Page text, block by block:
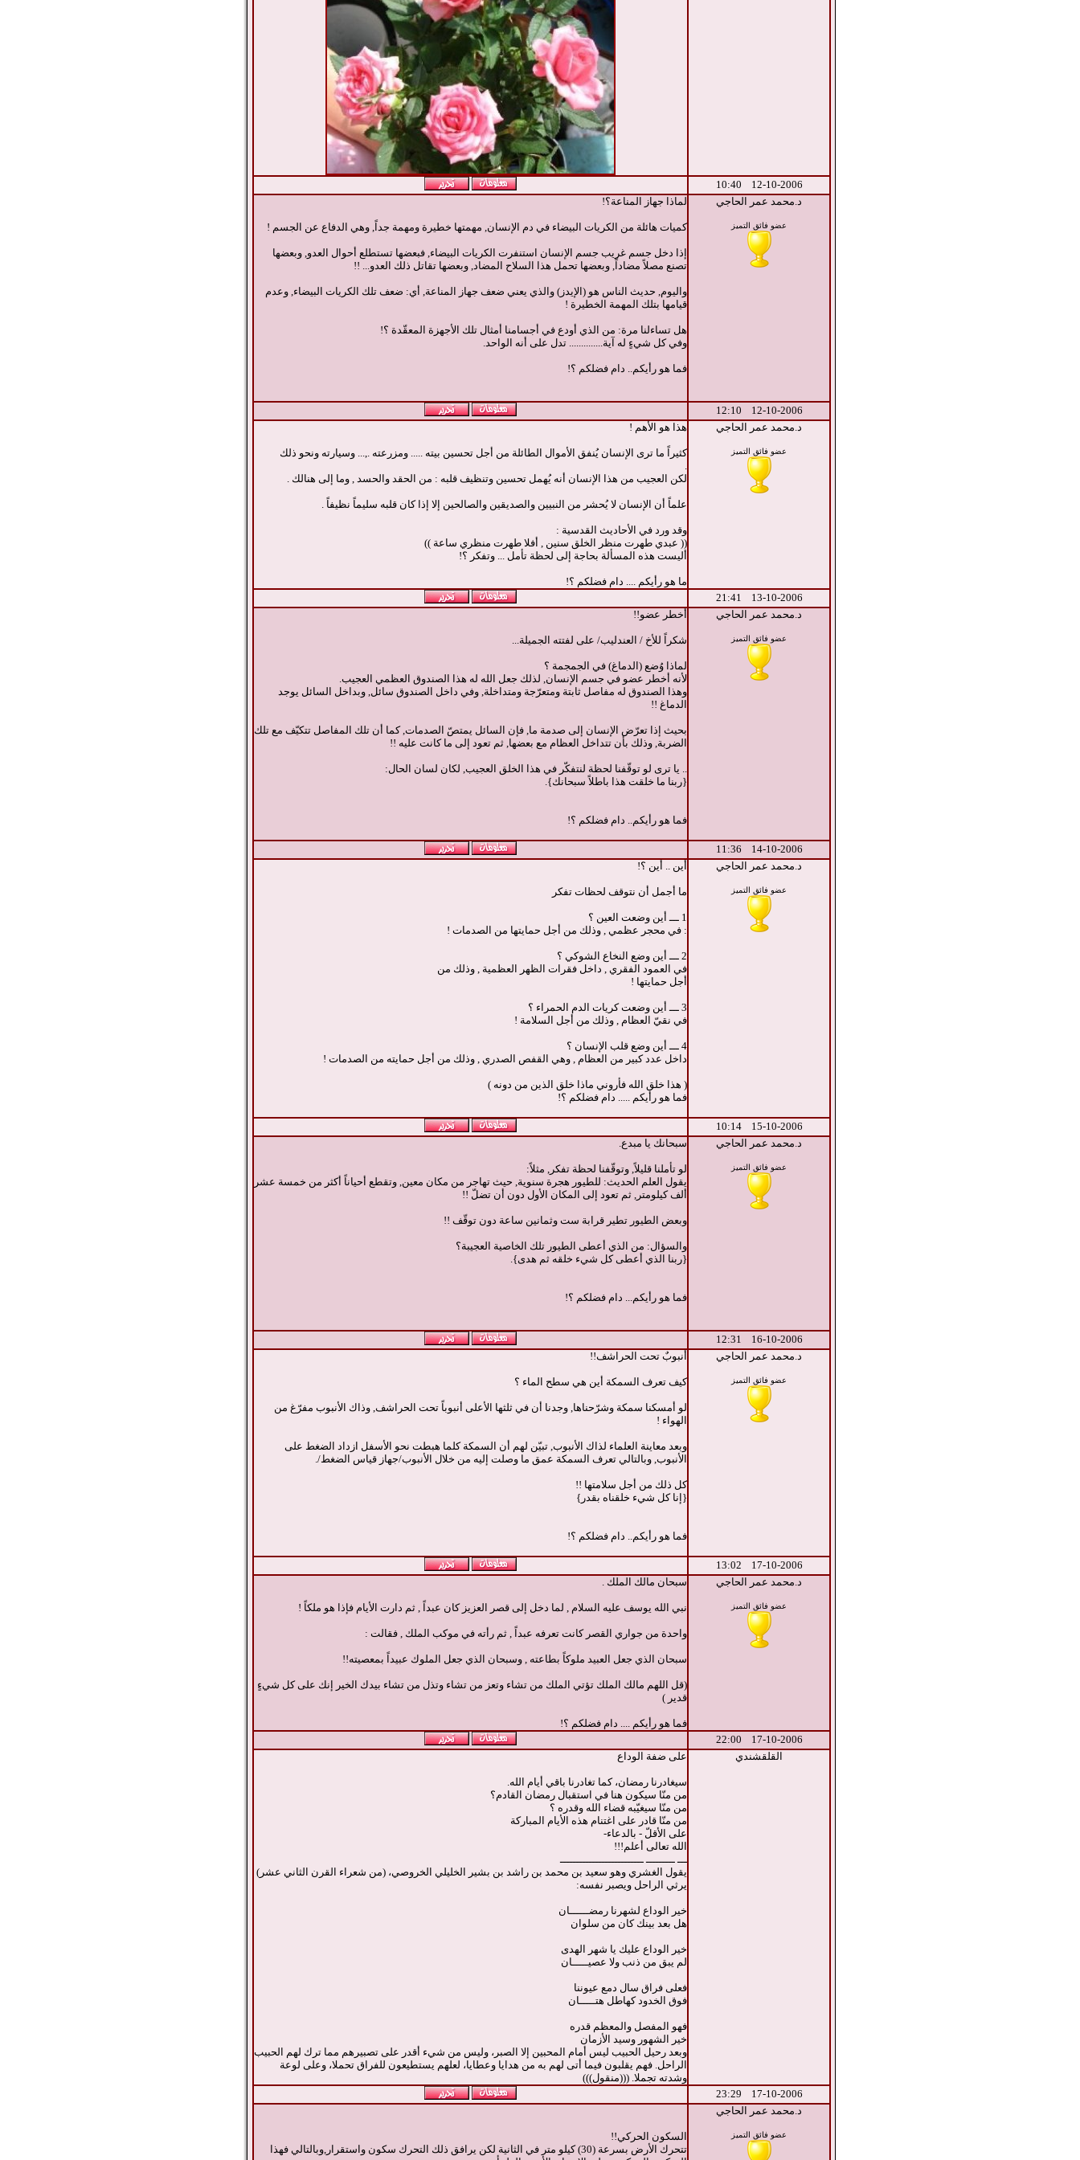
12-10-2006 10:40
د.محمد عمر الحاجي
عضو فائق التميز
لماذا جهاز المناعة؟!
كميات هائلة من الكريات البيضاء في دم الإنسان, مهمتها خطيرة ومهمة جداً, وهي الدفاع عن الجسم !
إذا دخل جسم غريب جسم الإنسان استنفرت الكريات البيضاء, فبعضها تستطلع أحوال العدو, وبعضها
تصنع مصلاً مضاداً, وبعضها تحمل هذا السلاح المضاد, وبعضها تقاتل ذلك العدو... !!
واليوم, حديث الناس هو (الإيدز) والذي يعني ضعف جهاز المناعة, أي: ضعف تلك الكريات البيضاء, وعدم
قيامها بتلك المهمة الخطيرة !
هل تساءلنا مرة: من الذي أودع في أجسامنا أمثال تلك الأجهزة المعقّدة ؟!
وفي كل شيءٍ له آية.............. تدل على أنه الواحد.
فما هو رأيكم.. دام فضلكم ؟!
12-10-2006 12:10
د.محمد عمر الحاجي
عضو فائق التميز
هذا هو الأهم !
كثيراً ما ترى الإنسان يُنفق الأموال الطائلة من أجل تحسين بيته ..... ومزرعته .,... وسيارته ونحو ذلك
.
لكن العجيب من هذا الإنسان أنه يُهمل تحسين وتنظيف قلبه : من الحقد والحسد , وما إلى هنالك .
علماً أن الإنسان لا يُحشر من النبيين والصديقين والصالحين إلا إذا كان قلبه سليماً نظيفاً .
وقد ورد في الأحاديث القدسية :
(( عبدي طهرت منظر الخلق سنين , أفلا طهرت منظري ساعة ))
أليست هذه المسألة بحاجة إلى لحظة تأمل ... وتفكر ؟!
ما هو رأيكم .... دام فضلكم ؟!
13-10-2006 21:41
د.محمد عمر الحاجي
عضو فائق التميز
أخطر عضو!!
شكراً للأخ / العندليب/ على لفتته الجميلة...
لماذا وُضع (الدماغ) في الجمجمة ؟
لأنه أخطر عضو في جسم الإنسان, لذلك جعل الله له هذا الصندوق العظمي العجيب.
وهذا الصندوق له مفاصل ثابتة ومتعرّجة ومتداخلة, وفي داخل الصندوق سائل, وبداخل السائل يوجد
الدماغ !!
بحيث إذا تعرّض الإنسان إلى صدمة ما, فإن السائل يمتصّ الصدمات, كما أن تلك المفاصل تتكيّف مع تلك
الضربة, وذلك بأن تتداخل العظام مع بعضها, ثم تعود إلى ما كانت عليه !!
.. يا ترى لو توقّفنا لحظة لنتفكّر في هذا الخلق العجيب, لكان لسان الحال:
{ربنا ما خلقت هذا باطلاً سبحانك}.
فما هو رأيكم.. دام فضلكم ؟!
14-10-2006 11:36
د.محمد عمر الحاجي
عضو فائق التميز
أين .. أين ؟!
ما أجمل أن نتوقف لحظات تفكر
1 ـــ أين وضعت العين ؟
: في محجر عظمي , وذلك من أجل حمايتها من الصدمات !
2 ـــ أين وضع النخاع الشوكي ؟
في العمود الفقري , داخل فقرات الظهر العظمية , وذلك من
أجل حمايتها !
3 ـــ أين وضعت كريات الدم الحمراء ؟
في نقيّ العظام , وذلك من أجل السلامة !
4 ـــ أين وضع قلب الإنسان ؟
داخل عدد كبير من العظام , وهي القفص الصدري , وذلك من أجل حمايته من الصدمات !
( هذا خلق الله فأروني ماذا خلق الذين من دونه )
فما هو رأيكم ..... دام فضلكم ؟!
15-10-2006 10:14
د.محمد عمر الحاجي
عضو فائق التميز
سبحانك يا مبدع.
لو تأملنا قليلاً, وتوقّفنا لحظة تفكر, مثلاً:
يقول العلم الحديث: للطيور هجرة سنوية, حيث تهاجر من مكان معين, وتقطع أحياناً أكثر من خمسة عشر
ألف كيلومتر, ثم تعود إلى المكان الأول دون أن تضلّ !!
وبعض الطيور تطير قرابة ست وثمانين ساعة دون توقّف !!
والسؤال: من الذي أعطى الطيور تلك الخاصية العجيبة؟
{ربنا الذي أعطى كل شيء خلقه ثم هدى}.
فما هو رأيكم... دام فضلكم ؟!
16-10-2006 12:31
د.محمد عمر الحاجي
عضو فائق التميز
أنبوبٌ تحت الحراشف!!
كيف تعرف السمكة أين هي سطح الماء ؟
لو أمسكنا سمكة وشرّحناها, وجدنا أن في ثلثها الأعلى أنبوباً تحت الحراشف, وذاك الأنبوب مفرّغ من
الهواء !
وبعد معاينة العلماء لذاك الأنبوب, تبيّن لهم أن السمكة كلما هبطت نحو الأسفل ازداد الضغط على
الأنبوب, وبالتالي تعرف السمكة عمق ما وصلت إليه من خلال الأنبوب/جهاز قياس الضغط/.
كل ذلك من أجل سلامتها !!
{إنا كل شيء خلقناه بقدر}
فما هو رأيكم.. دام فضلكم ؟!
17-10-2006 13:02
د.محمد عمر الحاجي
عضو فائق التميز
سبحان مالك الملك .
نبي الله يوسف عليه السلام , لما دخل إلى قصر العزيز كان عبداً , ثم دارت الأيام فإذا هو ملكاً !
واحدة من جواري القصر كانت تعرفه عبداً , ثم رأته في موكب الملك , فقالت :
سبحان الذي جعل العبيد ملوكاً بطاعته , وسبحان الذي جعل الملوك عبيداً بمعصيته!!
(قل اللهم مالك الملك تؤتي الملك من تشاء وتعز من تشاء وتذل من تشاء بيدك الخير إنك على كل شيءٍ
قدير )
فما هو رأيكم .... دام فضلكم ؟!
17-10-2006 22:00
القلقشندي
على ضفة الوداع
سيغادرنا رمضان، كما تغادرنا باقي أيام الله.
من منّا سيكون هنا في استقبال رمضان القادم؟
من منّا سيغيّبه قضاء الله وقدره ؟
من منّا قادر على اغتنام هذه الأيام المباركة
على الأقلّ - بالدعاء-
الله تعالى أعلم!!!
ـــ ـــــــــ ــــــــــــــــــــــــــ
يقول الغشري وهو سعيد بن محمد بن راشد بن بشير الخليلي الخروصي، (من شعراء القرن الثاني عشر)
يرثي الراحل ويصبر نفسه:
خير الوداع لشهرنا رمضــــــان
هل بعد بينك كان من سلوان
خير الوداع عليك يا شهر الهدى
لم يبق من ذنب ولا عصيـــــان
فعلى فراق سال دمع عيوننا
فوق الخدود كهاطل هتـــــان
فهو المفصل والمعظم قدره
خير الشهور وسيد الأزمان
وبعد رحيل الحبيب ليس أمام المحبين إلا الصبر، وليس من شيء أقدر على تصبيرهم مما ترك لهم الحبيب
الراحل. فهم يقلبون فيما أتى لهم به من هدايا وعطايا، لعلهم يستطيعون للفراق تحملا، وعلى لوعة
وشدته تجملا. (((منقول)))
17-10-2006 23:29
د.محمد عمر الحاجي
عضو فائق التميز
السكون الحركي!!
تتحرك الأرض بسرعة (30) كيلو متر في الثانية لكن يرافق ذلك التحرك سكون واستقرار,وبالتالي فهذا